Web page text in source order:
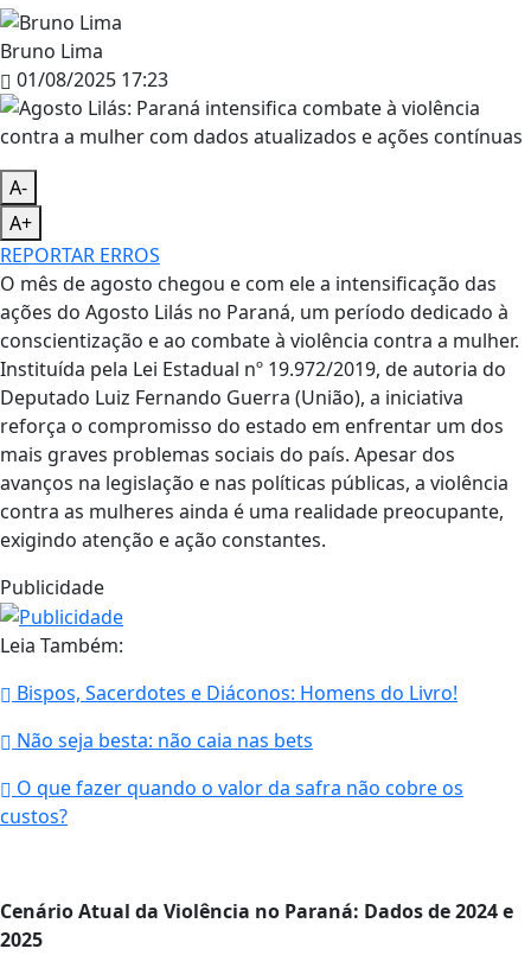
Bruno Lima
01/08/2025 17:23
A-
A+
REPORTAR ERROS
O mês de agosto chegou e com ele a intensificação das
ações do Agosto Lilás no Paraná, um período dedicado à
conscientização e ao combate à violência contra a mulher.
Instituída pela Lei Estadual nº 19.972/2019, de autoria do
Deputado Luiz Fernando Guerra (União), a iniciativa
reforça o compromisso do estado em enfrentar um dos
mais graves problemas sociais do país. Apesar dos
avanços na legislação e nas políticas públicas, a violência
contra as mulheres ainda é uma realidade preocupante,
exigindo atenção e ação constantes.
Publicidade
Leia Também:
Bispos, Sacerdotes e Diáconos: Homens do Livro!
Não seja besta: não caia nas bets
O que fazer quando o valor da safra não cobre os
custos?
Cenário Atual da Violência no Paraná: Dados de 2024 e
2025